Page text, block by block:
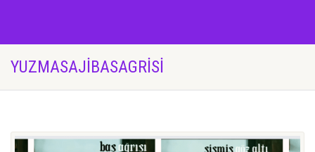
YUZMASAJIBASAGRISI